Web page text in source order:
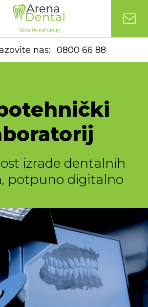
nas: 0800 66 88
izrade dentalnih
potpuno digitalno